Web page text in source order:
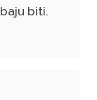
biti.